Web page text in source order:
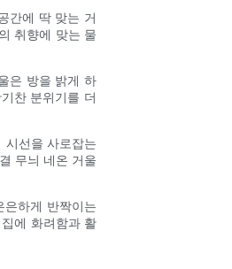
간에 딱 맞는 거
취향에 맞는 물
은 방을 밝게 하
찬 분위기를 더
시선을 사로잡는
무늬 네온 거울
하게 반짝이는
에 화려함과 활